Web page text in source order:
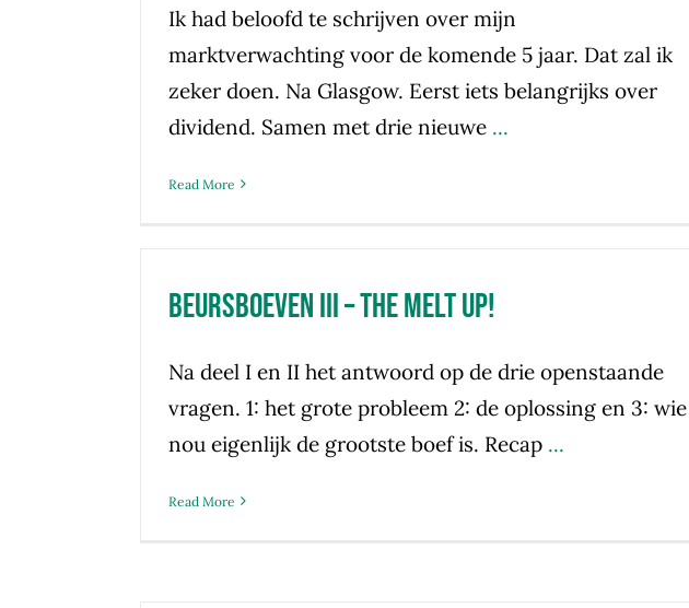
Ik had beloofd te schrijven over mijn
marktverwachting voor de komende 5 jaar. Dat zal ik
zeker doen. Na Glasgow. Eerst iets belangrijks over
dividend. Samen met drie nieuwe ...
Read More
Beursboeven III – the melt up!
Na deel I en II het antwoord op de drie openstaande
vragen. 1: het grote probleem 2: de oplossing en 3: wie
nou eigenlijk de grootste boef is. Recap ...
Read More